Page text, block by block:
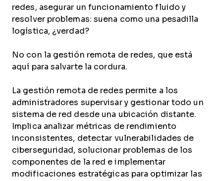
redes, asegurar un funcionamiento fluido y
resolver problemas: suena como una pesadilla
logística, ¿verdad?
No con la gestión remota de redes, que está
aquí para salvarte la cordura.
La gestión remota de redes permite a los
administradores supervisar y gestionar todo un
sistema de red desde una ubicación distante.
Implica analizar métricas de rendimiento
inconsistentes, detectar vulnerabilidades de
ciberseguridad, solucionar problemas de los
componentes de la red e implementar
modificaciones estratégicas para optimizar las